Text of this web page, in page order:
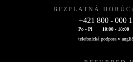
BEZPLATNÁ
+421 800 - 000
Po - Pi
10:00 - 18:00
telefonická podpora v